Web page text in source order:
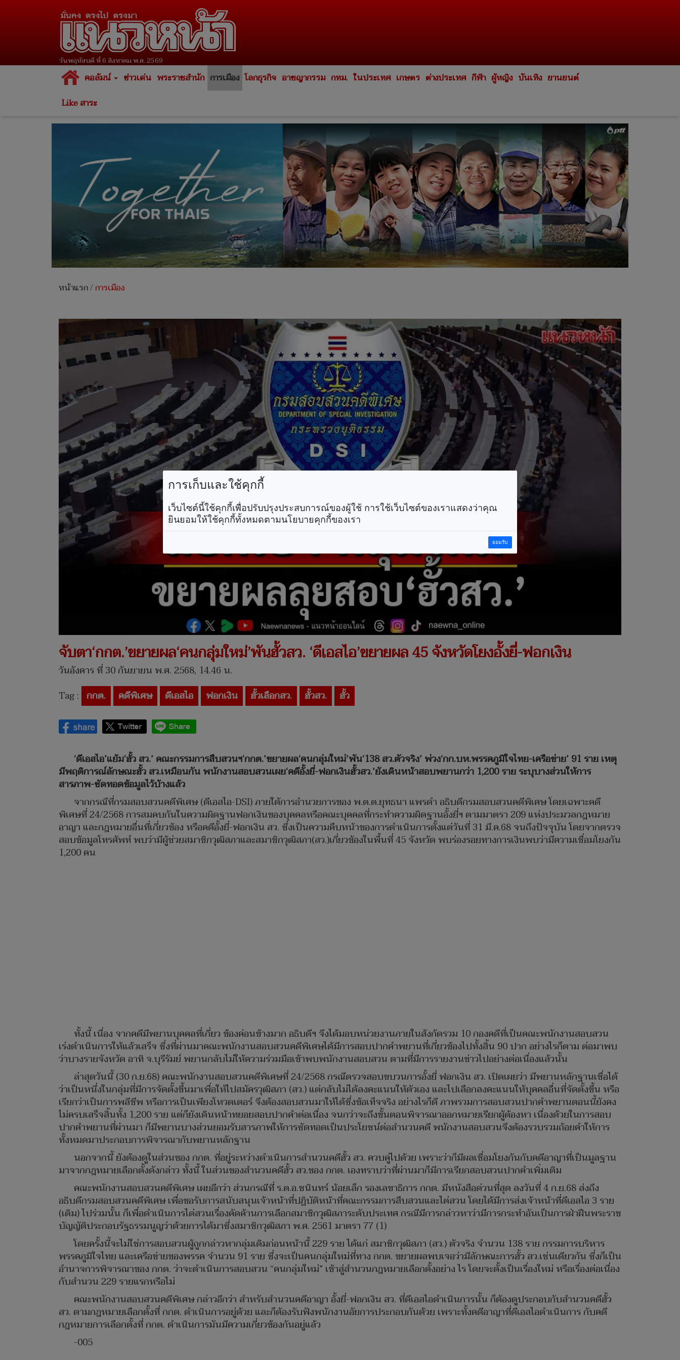
วันพฤหัสบดี ที่ 6 สิงหาคม พ.ศ. 2569
คอลัมน์ ข่าวเด่น พระราชสำนัก การเมือง โลกธุรกิจ อาชญากรรม กทม. ในประเทศ เกษตร ต่างประเทศ กีฬา ผู้หญิง บันเทิง ยานยนต์
Like สาระ
หน้าแรก/การเมือง
จับตา‘กกต.’ขยายผล‘คนกลุ่มใหม่’พันฮั้วสว. ‘ดีเอสไอ’ขยายผล 45 จังหวัดโยงอั้งยี่-ฟอกเงิน
วันอังคาร ที่ 30 กันยายน พ.ศ. 2568, 14.46 น.
Tag : กกต. คดีพิเศษ ดีเอสไอ ฟอกเงิน ฮั้วเลือกสว. ฮั้วสว. ฮั้ว
‘ดีเอสไอ’แย้ม‘ฮั้ว สว.’ คณะกรรมการสืบสวนฯ‘กกต.’ขยายผล‘คนกลุ่มใหม่’พัน‘138 สว.ตัวจริง’ พ่วง‘กก.บห.พรรคภูมิใจไทย-เครือข่าย’ 91 ราย เหตุ
มีพฤติการณ์ลักษณะฮั้ว สว.เหมือนกัน พนักงานสอบสวนเผย‘คดีอั้งยี่-ฟอกเงินฮั้วสว.’ยังเดินหน้าสอบพยานกว่า 1,200 ราย ระบุบางส่วนให้การ
สารภาพ-ซัดทอดข้อมูลไว้บ้างแล้ว
จากกรณีที่กรมสอบสวนคดีพิเศษ (ดีเอสไอ-DSI) ภายใต้การอำนวยการของ พ.ต.ต.ยุทธนา แพรดำ อธิบดีกรมสอบสวนคดีพิเศษ โดยเฉพาะคดี
พิเศษที่ 24/2568 การสมคบกันในความผิดฐานฟอกเงินของบุคคลหรือคณะบุคคลที่กระทำความผิดฐานอั้งยี่ฯ ตามมาตรา 209 แห่งประมวลกฎหมาย
อาญา และกฎหมายอื่นที่เกี่ยวข้อง หรือคดีอั้งยี่-ฟอกเงิน สว. ซึ่งเป็นความคืบหน้าของการดำเนินการตั้งแต่วันที่ 31 มี.ค.68 จนถึงปัจจุบัน โดยจากตรวจ
สอบข้อมูลโทรศัพท์ พบว่ามีผู้ช่วยสมาชิกวุฒิสภาและสมาชิกวุฒิสภา(สว.)เกี่ยวข้องในพื้นที่ 45 จังหวัด พบร่องรอยทางการเงินพบว่ามีความเชื่อมโยงกัน
1,200 คน
ทั้งนี้ เนื่อง จากคดีมีพยานบุคคลที่เกี่ยว ข้องค่อนข้างมาก อธิบดีฯ จึงได้มอบหน่วยงานภายในสังกัดรวม 10 กองคดีที่เป็นคณะพนักงานสอบสวน
เร่งดำเนินการให้แล้วเสร็จ ซึ่งที่ผ่านมาคณะพนักงานสอบสวนคดีพิเศษได้มีการสอบปากคำพยานที่เกี่ยวข้องไปทั้งสิ้น 90 ปาก อย่างไรก็ตาม ต่อมาพบ
ว่าบางรายจังหวัด อาทิ จ.บุรีรัมย์ พยานกลับไม่ให้ความร่วมมือเข้าพบพนักงานสอบสวน ตามที่มีการรายงานข่าวไปอย่างต่อเนื่องแล้วนั้น
ล่าสุดวันนี้ (30 ก.ย.68) คณะพนักงานสอบสวนคดีพิเศษที่ 24/2568 กรณีตรวจสอบขบวนการอั้งยี่ ฟอกเงิน สว. เปิดเผยว่า มีพยานหลักฐานเชื่อได้
ว่าเป็นหนึ่งในกลุ่มที่มีการจัดตั้งขึ้นมาเพื่อให้ไปสมัครวุฒิสภา (สว.) แต่กลับไม่ได้ลงคะแนนให้ตัวเอง และไปเลือกลงคะแนนให้บุคคลอื่นที่จัดตั้งขึ้น หรือ
เรียกว่าเป็นการพลีชีพ หรือการเป็นเพียงโหวตเตอร์ จึงต้องสอบสวนมาให้ได้ซึ่งข้อเท็จจริง อย่างไรก็ดี ภาพรวมการสอบสวนปากคำพยานตอนนี้ยังคง
ไม่ครบเสร็จสิ้นทั้ง 1,200 ราย แต่ก็ยังเดินหน้าทยอยสอบปากคำต่อเนื่อง จนกว่าจะถึงขั้นตอนพิจารณาออกหมายเรียกผู้ต้องหา เนื่องด้วยในการสอบ
ปากคำพยานที่ผ่านมา ก็มีพยานบางส่วนยอมรับสารภาพให้การซัดทอดเป็นประโยชน์ต่อสำนวนคดี พนักงานสอบสวนจึงต้องรวบรวมถ้อยคำให้การ
ทั้งหมดมาประกอบการพิจารณากับพยานหลักฐาน
นอกจากนี้ ยังต้องดูในส่วนของ กกต. ที่อยู่ระหว่างดำเนินการสำนวนคดีฮั้ว สว. ควบคู่ไปด้วย เพราะว่าก็มีผลเชื่อมโยงกันกับคดีอาญาที่เป็นมูลฐาน
มาจากกฎหมายเลือกตั้งดังกล่าว ทั้งนี้ ในส่วนของสำนวนคดีฮั้ว สว.ของ กกต. เองทราบว่าที่ผ่านมาก็มีการเรียกสอบสวนปากคำเพิ่มเติม
คณะพนักงานสอบสวนคดีพิเศษ เผยอีกว่า ส่วนกรณีที่ ร.ต.อ.ชนินทร์ น้อยเล็ก รองเลขาธิการ กกต. มีหนังสือด่วนที่สุด ลงวันที่ 4 ก.ย.68 ส่งถึง
อธิบดีกรมสอบสวนคดีพิเศษ เพื่อขอรับการสนับสนุนเจ้าหน้าที่ปฏิบัติหน้าที่คณะกรรมการสืบสวนและไต่สวน โดยได้มีการส่งเจ้าหน้าที่ดีเอสไอ 3 ราย
(เดิม) ไปร่วมนั้น ก็เพื่อดำเนินการไต่สวนเรื่องคัดค้านการเลือกสมาชิกวุฒิสภาระดับประเทศ กรณีมีการกล่าวหาว่ามีการกระทำอันเป็นการฝ่าฝืนพระราช
บัญญัติประกอบรัฐธรรมนูญว่าด้วยการได้มาซึ่งสมาชิกวุฒิสภา พ.ศ. 2561 มาตรา 77 (1)
โดยครั้งนี้จะไม่ใช่การสอบสวนผู้ถูกกล่าวหากลุ่มเดิมก่อนหน้านี้ 229 ราย ได้แก่ สมาชิกวุฒิสภา (สว.) ตัวจริง จำนวน 138 ราย กรรมการบริหาร
พรรคภูมิใจไทย และเครือข่ายของพรรค จำนวน 91 ราย ซึ่งจะเป็นคนกลุ่มใหม่ที่ทาง กกต. ขยายผลพบเจอว่ามีลักษณะการฮั้ว สว.เช่นเดียวกัน ซึ่งก็เป็น
อำนาจการพิจารณาของ กกต. ว่าจะดำเนินการสอบสวน “คนกลุ่มใหม่” เข้าสู่สำนวนกฎหมายเลือกตั้งอย่าง ไร โดยจะตั้งเป็นเรื่องใหม่ หรือเรื่องต่อเนื่อง
กับสำนวน 229 รายแรกหรือไม่
คณะพนักงานสอบสวนคดีพิเศษ กล่าวอีกว่า สำหรับสำนวนคดีอาญา อั้งยี่-ฟอกเงิน สว. ที่ดีเอสไอดำเนินการนั้น ก็ต้องดูประกอบกับสำนวนคดีฮั้ว
สว. ตามกฎหมายเลือกตั้งที่ กกต. ดำเนินการอยู่ด้วย และก็ต้องรับฟังพนักงานอัยการประกอบกันด้วย เพราะทั้งคดีอาญาที่ดีเอสไอดำเนินการ กับคดี
กฎหมายการเลือกตั้งที่ กกต. ดำเนินการมันมีความเกี่ยวข้องกันอยู่แล้ว
-005
การเก็บและใช้คุกกี้
เว็บไซต์นี้ใช้คุกกี้เพื่อปรับปรุงประสบการณ์ของผู้ใช้ การใช้เว็บไซต์ของเราแสดงว่าคุณ
ยินยอมให้ใช้คุกกี้ทั้งหมดตามนโยบายคุกกี้ของเรา
ยอมรับ